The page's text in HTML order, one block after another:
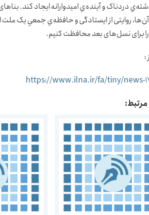
دردناک و آینده‌یِ امیدوارانه ایجاد کند.
روایتی از ایستادگی و حافظه‌یِ جمعیِ یک ملت
برای نسل‌های بعد محافظت کنیم.
:
https://www.ilna.ir/fa/tiny/news-